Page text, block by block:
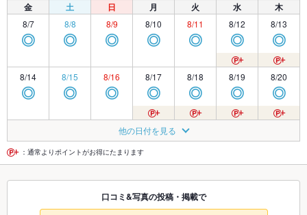
金 土 日 月 火 水 木
8/7
◎
8/8
◎
8/9
◎
8/10
◎
8/11
◎
8/12
◎
8/13
◎
8/14
◎
8/15
◎
8/16
◎
8/17
◎
8/18
◎
8/19
◎
8/20
◎
◎ ◎
8/23
◎
8/24
◎
8/25
◎ ◎ ◎
8/28 8/29 8/30
◎
8/31
◎
9/1
◎
9/2 9/3
他の日付を見る
：通常よりポイントがお得にたまります
口コミ&写真の投稿・掲載で